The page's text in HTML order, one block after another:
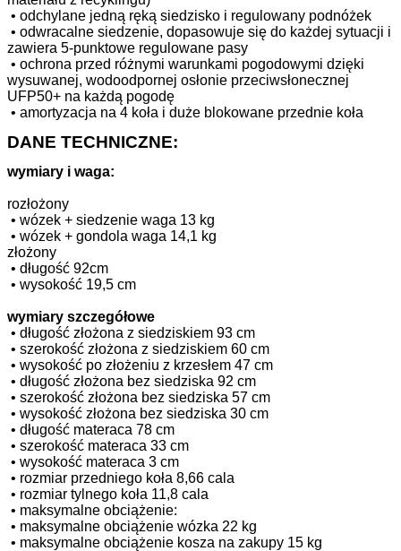
• odchylane jedną ręką siedzisko i regulowany podnóżek
• odwracalne siedzenie, dopasowuje się do każdej sytuacji i
zawiera 5-punktowe regulowane pasy
• ochrona przed różnymi warunkami pogodowymi dzięki
wysuwanej, wodoodpornej osłonie przeciwsłonecznej
UFP50+ na każdą pogodę
• amortyzacja na 4 koła i duże blokowane przednie koła
DANE TECHNICZNE:
wymiary i waga:
rozłożony
• wózek + siedzenie waga 13 kg
• wózek + gondola waga 14,1 kg
złożony
• długość 92cm
• wysokość 19,5 cm
wymiary szczegółowe
• długość złożona z siedziskiem 93 cm
• szerokość złożona z siedziskiem 60 cm
• wysokość po złożeniu z krzesłem 47 cm
• długość złożona bez siedziska 92 cm
• szerokość złożona bez siedziska 57 cm
• wysokość złożona bez siedziska 30 cm
• długość materaca 78 cm
• szerokość materaca 33 cm
• wysokość materaca 3 cm
• rozmiar przedniego koła 8,66 cala
• rozmiar tylnego koła 11,8 cala
• maksymalne obciążenie:
• maksymalne obciążenie wózka 22 kg
• maksymalne obciążenie kosza na zakupy 15 kg